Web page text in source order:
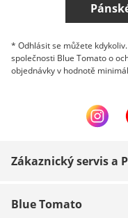
* Odhlásit se můžete
společnosti Blue Tomato o
objednávky v hodnotě
Zákaznický servis a
Blue Tomato